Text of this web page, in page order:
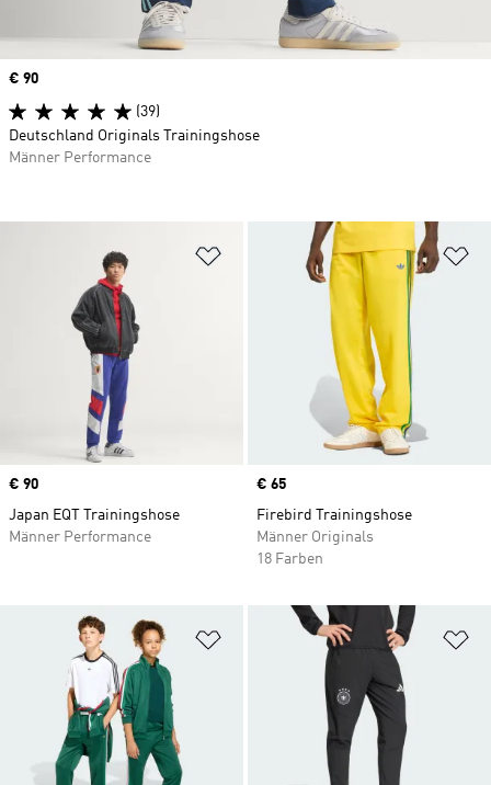
Zur Wunschliste hinzufügen
Price
€ 90
Japan EQT Trainingshose
Männer Performance
Price
€ 65
Firebird Trainingshose
Männer Originals
18 Farben
Zur Wunschliste hinzufügen
Price
€ 90
(39)
Deutschland Originals Trainingshose
Männer Performance